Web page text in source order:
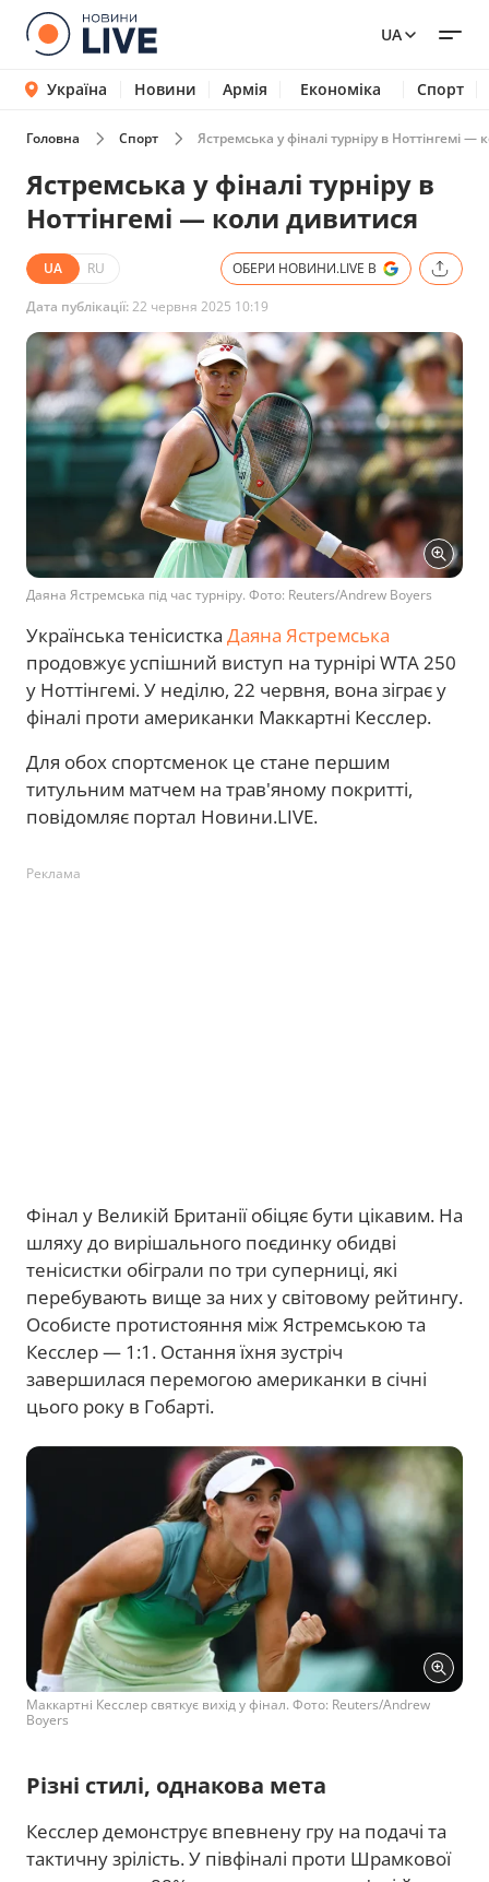
UA
Україна Новини Армія Економіка Спорт
Головна Спорт Ястремська у фіналі турніру в Ноттінгемі —
Ястремська у фіналі турніру в
Ноттінгемі — коли дивитися
UA RU ОБЕРИ НОВИНИ.LIVE В
Дата публікації:22 червня 2025 10:19
Даяна Ястремська під час турніру. Фото: Reuters/Andrew Boyers
Українська тенісистка Даяна Ястремська
продовжує успішний виступ на турнірі WTA 250
у Ноттінгемі. У неділю, 22 червня, вона зіграє у
фіналі проти американки Маккартні Кесслер.
Для обох спортсменок це стане першим
титульним матчем на трав'яному покритті,
повідомляє портал Новини.LIVE.
Реклама
Фінал у Великій Британії обіцяє бути цікавим. На
шляху до вирішального поєдинку обидві
тенісистки обіграли по три суперниці, які
перебувають вище за них у світовому рейтингу.
Особисте протистояння між Ястремською та
Кесслер — 1:1. Остання їхня зустріч
завершилася перемогою американки в січні
цього року в Гобарті.
Маккартні Кесслер святкує вихід у фінал. Фото: Reuters/Andrew
Boyers
Різні стилі, однакова мета
Кесслер демонструє впевнену гру на подачі та
тактичну зрілість. У півфіналі проти Шрамкової